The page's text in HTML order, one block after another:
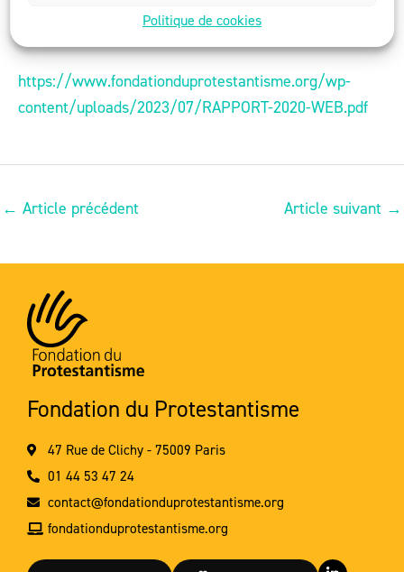
Politique de cookies
https://www.fondationduprotestantisme.org/wp-
content/uploads/2023/07/RAPPORT-2020-WEB.pdf
← Article précédent Article suivant →
Fondation du Protestantisme
47 Rue de Clichy - 75009 Paris
01 44 53 47 24
contact@fondationduprotestantisme.org
fondationduprotestantisme.org
L